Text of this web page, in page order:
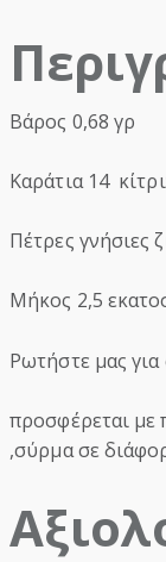
Βάρος 0,68 γρ
Καράτια 14
Πέτρες γνήσιες
Μήκος 2,5
Ρωτήστε μας
προσφέρεται με
,σύρμα σε